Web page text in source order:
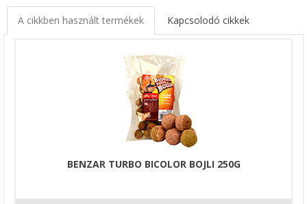
A cikkben használt termékek Kapcsolodó cikkek
BENZAR TURBO BICOLOR BOJLI 250G